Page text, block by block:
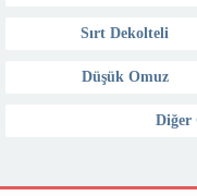
Sırt Dekolteli
Düşük Omuz
Diğer